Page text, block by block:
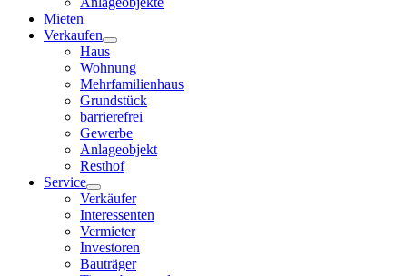
Mieten
Verkaufen
Haus
Wohnung
Mehrfamilienhaus
Grundstück
barrierefrei
Gewerbe
Anlageobjekt
Resthof
Service
Verkäufer
Interessenten
Vermieter
Investoren
Bauträger